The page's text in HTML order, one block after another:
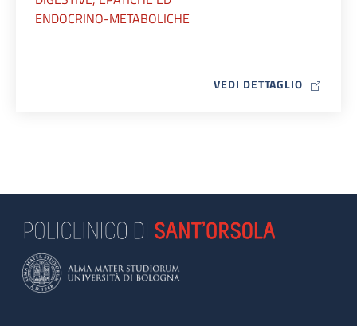
ENDOCRINO-METABOLICHE
VEDI DETTAGLIO MAP ICON